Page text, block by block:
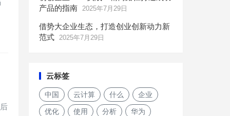
产品的指南 2025年7月29日
借势大企业生态，打造创业创新动力新
范式 2025年7月29日
云标签
中国 云计算 什么 企业
优化 使用 分析 华为